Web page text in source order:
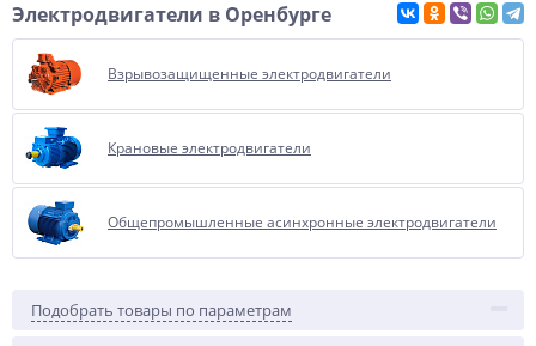
Электродвигатели в Оренбурге
Взрывозащищенные электродвигатели
Крановые электродвигатели
Общепромышленные асинхронные электродвигатели
Подобрать товары по параметрам